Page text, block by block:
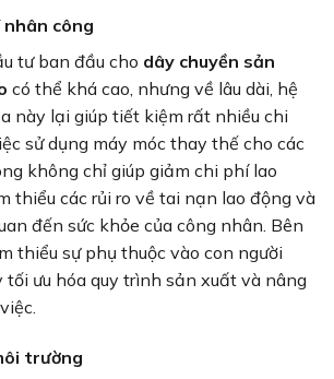
công
tư ban đầu cho dây chuyền sản
có thể khá cao, nhưng về lâu dài, hệ
này lại giúp tiết kiệm rất nhiều chi
sử dụng máy móc thay thế cho các
không chỉ giúp giảm chi phí lao
thiểu các rủi ro về tai nạn lao động và
đến sức khỏe của công nhân. Bên
thiểu sự phụ thuộc vào con người
tối ưu hóa quy trình sản xuất và nâng
trường